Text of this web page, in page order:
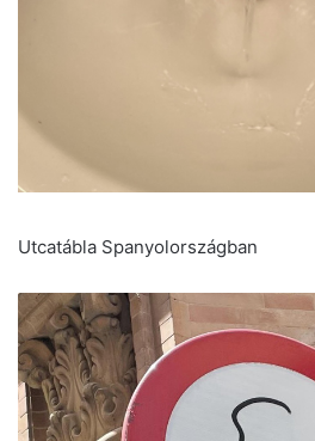
Utcatábla Spanyolországban